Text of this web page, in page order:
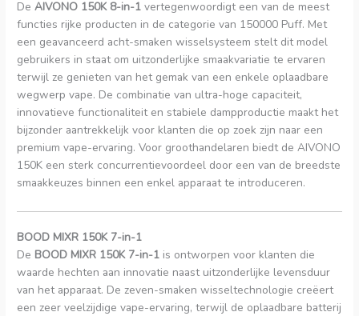
DeAIVONO 150K 8-in-1 vertegenwoordigt een van de meest
functies rijke producten in de categorie van 150000 Puff. Met
een geavanceerd acht-smaken wisselsysteem stelt dit model
gebruikers in staat om uitzonderlijke smaakvariatie te ervaren
terwijl ze genieten van het gemak van een enkele oplaadbare
wegwerp vape. De combinatie van ultra-hoge capaciteit,
innovatieve functionaliteit en stabiele dampproductie maakt het
bijzonder aantrekkelijk voor klanten die op zoek zijn naar een
premium vape-ervaring. Voor groothandelaren biedt de AIVONO
150K een sterk concurrentievoordeel door een van de breedste
smaakkeuzes binnen een enkel apparaat te introduceren.
BOOD MIXR 150K 7-in-1
De BOOD MIXR 150K 7-in-1 is ontworpen voor klanten die
waarde hechten aan innovatie naast uitzonderlijke levensduur
van het apparaat. De zeven-smaken wisseltechnologie creëert
een zeer veelzijdige vape-ervaring, terwijl de oplaadbare batterij